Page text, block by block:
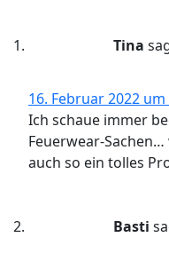
Tina
16. Februar 2022
Ich schaue immer
Feuerwear-
auch so ein tolles
Basti